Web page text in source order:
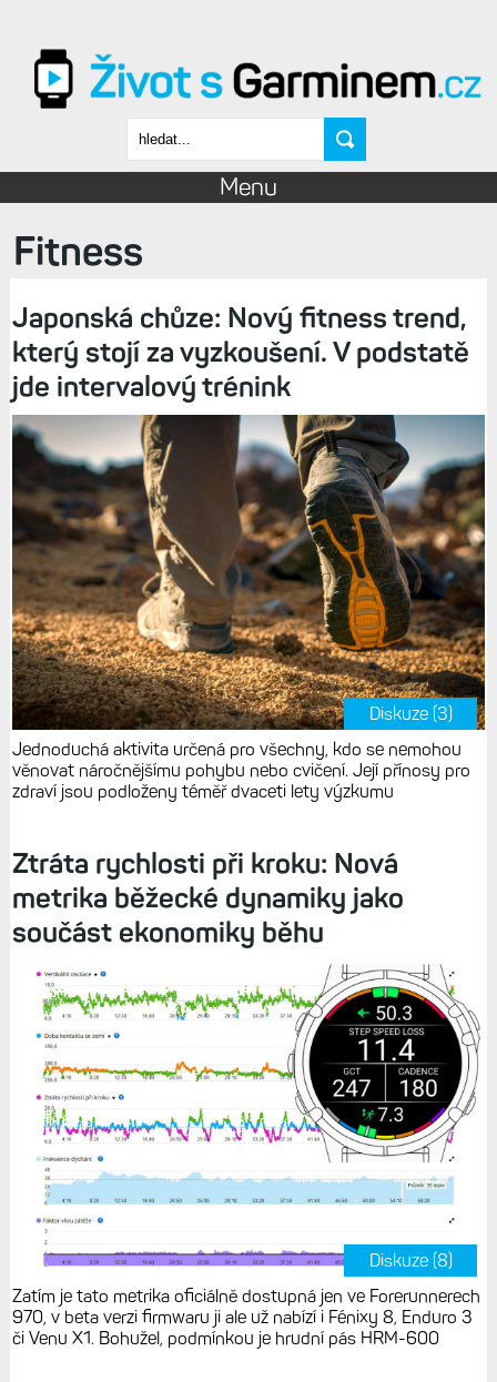
Vyhledávání
Menu
Fitness
Japonská chůze: Nový fitness trend,
který stojí za vyzkoušení. V podstatě
jde intervalový trénink
Diskuze (3)
Jednoduchá aktivita určená pro všechny, kdo se nemohou
věnovat náročnějšímu pohybu nebo cvičení. Její přínosy pro
zdraví jsou podloženy téměř dvaceti lety výzkumu
Ztráta rychlosti při kroku: Nová
metrika běžecké dynamiky jako
součást ekonomiky běhu
Diskuze (8)
Zatím je tato metrika oficiálně dostupná jen ve Forerunnerech
970, v beta verzi firmwaru ji ale už nabízí i Fénixy 8, Enduro 3
či Venu X1. Bohužel, podmínkou je hrudní pás HRM-600